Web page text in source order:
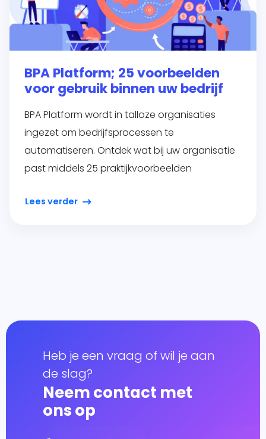
BPA Platform; 25 voorbeelden
voor gebruik binnen uw bedrijf
BPA Platform wordt in talloze organisaties
ingezet om bedrijfsprocessen te
automatiseren. Ontdek wat bij uw organisatie
past middels 25 praktijkvoorbeelden
Lees verder
Heb je een vraag of wil je aan
de slag?
Neem contact met
ons op